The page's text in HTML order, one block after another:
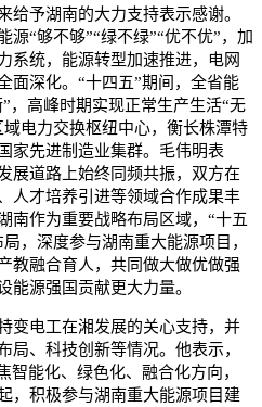
给予湖南的大力支持表示感谢。
“够不够”“绿不绿”“优不优”，加
系统，能源转型加速推进，电网
面深化。“十四五”期间，全省能
，高峰时期实现正常生产生活“无
电力交换枢纽中心，衡长株潭特
家先进制造业集群。毛伟明表
展道路上始终同频共振，双方在
人才培养引进等领域合作成果丰
南作为重要战略布局区域，“十五
，深度参与湖南重大能源项目，
教融合育人，共同做大做优做强
能源强国贡献更大力量。
变电工在湘发展的关心支持，并
局、科技创新等情况。他表示，
智能化、绿色化、融合化方向，
，积极参与湖南重大能源项目建